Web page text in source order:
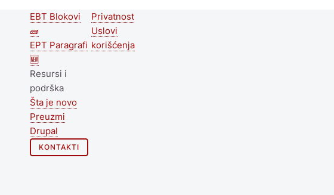
Second
footer
menu
EBT Blokovi
🧱
EPT Paragrafi
🆕
Resursi i
podrška
Šta je novo
Preuzmi
Drupal
KONTAKTI
Footer menu
Privatnost
Uslovi
korišćenja